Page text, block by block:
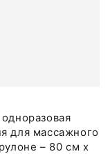
для массажного
– 80 см x